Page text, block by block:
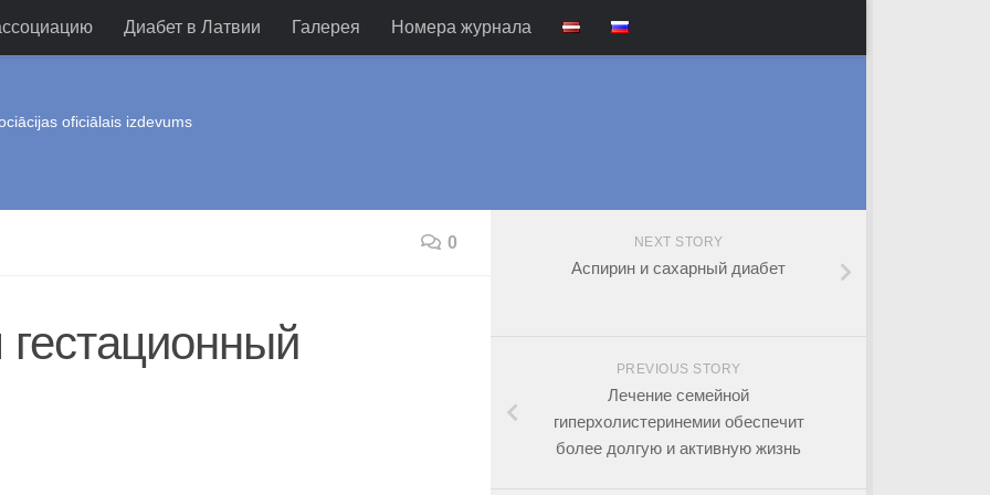
Диабет в Латвии Галерея Номера журнала
oficiālais izdevums
0 NEXT STORY
Аспирин и сахарный диабет
PREVIOUS STORY
Лечение семейной
гиперхолистеринемии обеспечит
более долгую и активную жизнь